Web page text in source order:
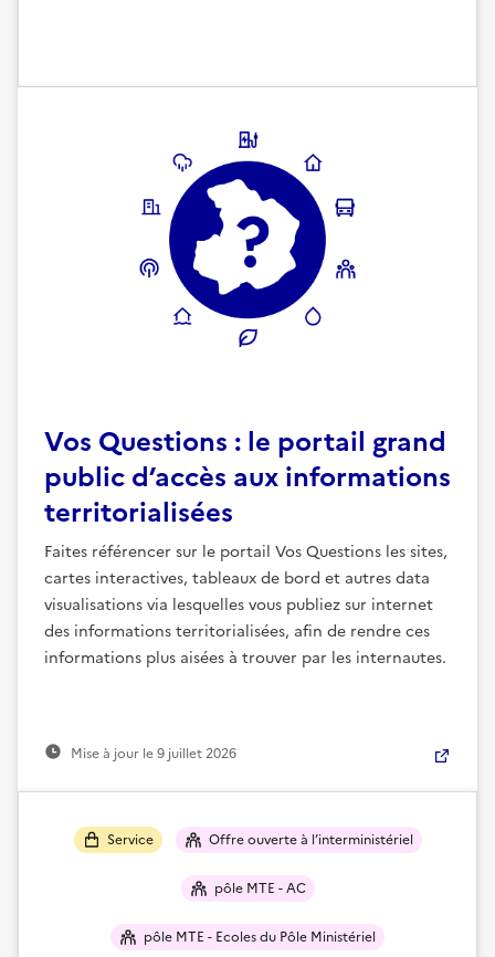
Vos Questions : le portail grand
public d’accès aux informations
territorialisées
Faites référencer sur le portail Vos Questions les sites,
cartes interactives, tableaux de bord et autres data
visualisations via lesquelles vous publiez sur internet
des informations territorialisées, afin de rendre ces
informations plus aisées à trouver par les internautes.
Mise à jour le9 juillet 2026
Service Offre ouverte à l’interministériel
pôle MTE - AC
pôle MTE - Ecoles du Pôle Ministériel